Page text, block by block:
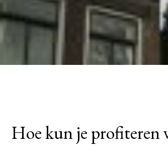
Hoe kun je profiteren